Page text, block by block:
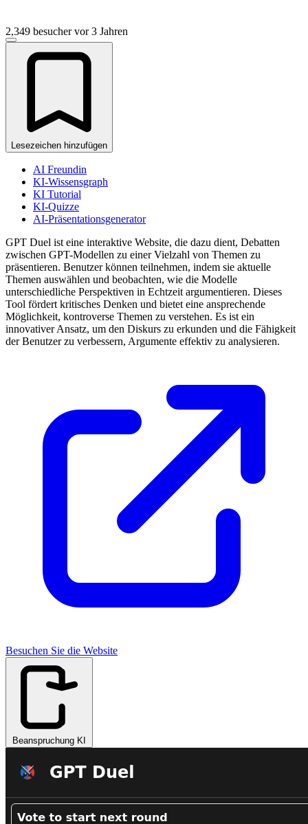
2,349 besucher vor 3 Jahren
Lesezeichen hinzufügen
AI Freundin
KI-Wissensgraph
KI Tutorial
KI-Quizze
AI-Präsentationsgenerator
GPT Duel ist eine interaktive Website, die dazu dient, Debatten
zwischen GPT-Modellen zu einer Vielzahl von Themen zu
präsentieren. Benutzer können teilnehmen, indem sie aktuelle
Themen auswählen und beobachten, wie die Modelle
unterschiedliche Perspektiven in Echtzeit argumentieren. Dieses
Tool fördert kritisches Denken und bietet eine ansprechende
Möglichkeit, kontroverse Themen zu verstehen. Es ist ein
innovativer Ansatz, um den Diskurs zu erkunden und die Fähigkeit
der Benutzer zu verbessern, Argumente effektiv zu analysieren.
Besuchen Sie die Website
Beanspruchung KI